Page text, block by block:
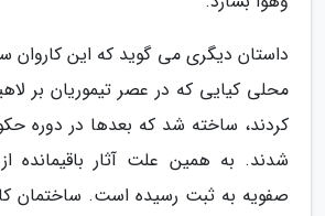
داستان دیگری می گوید که این کاروان
محلی کیایی که در عصر تیموریان بر
کردند، ساخته شد که بعدها در دوره
شدند. به همین علت آثار باقیمانده
صفویه به ثبت رسیده است. ساختمان